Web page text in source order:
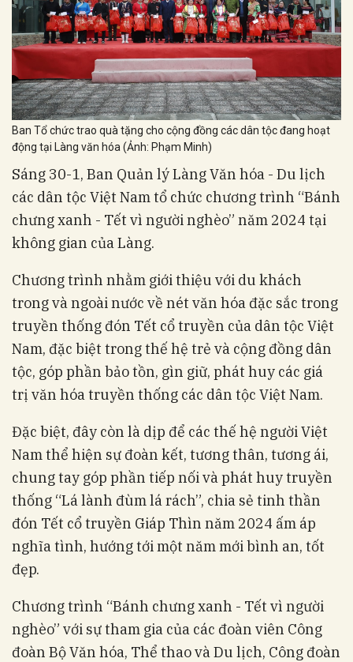
Ban Tổ chức trao quà tặng cho cộng đồng các dân tộc đang hoạt
động tại Làng văn hóa (Ảnh: Phạm Minh)
Sáng 30-1, Ban Quản lý Làng Văn hóa - Du lịch
các dân tộc Việt Nam tổ chức chương trình “Bánh
chưng xanh - Tết vì người nghèo” năm 2024 tại
không gian của Làng.
Chương trình nhằm giới thiệu với du khách
trong và ngoài nước về nét văn hóa đặc sắc trong
truyền thống đón Tết cổ truyền của dân tộc Việt
Nam, đặc biệt trong thế hệ trẻ và cộng đồng dân
tộc, góp phần bảo tồn, gìn giữ, phát huy các giá
trị văn hóa truyền thống các dân tộc Việt Nam.
Đặc biệt, đây còn là dịp để các thế hệ người Việt
Nam thể hiện sự đoàn kết, tương thân, tương ái,
chung tay góp phần tiếp nối và phát huy truyền
thống “Lá lành đùm lá rách”, chia sẻ tinh thần
đón Tết cổ truyền Giáp Thìn năm 2024 ấm áp
nghĩa tình, hướng tới một năm mới bình an, tốt
đẹp.
Chương trình “Bánh chưng xanh - Tết vì người
nghèo” với sự tham gia của các đoàn viên Công
đoàn Bộ Văn hóa, Thể thao và Du lịch, Công đoàn